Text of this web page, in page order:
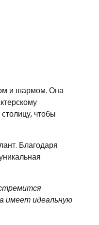
и шармом. Она
чтобы
Благодаря
имеет идеальную